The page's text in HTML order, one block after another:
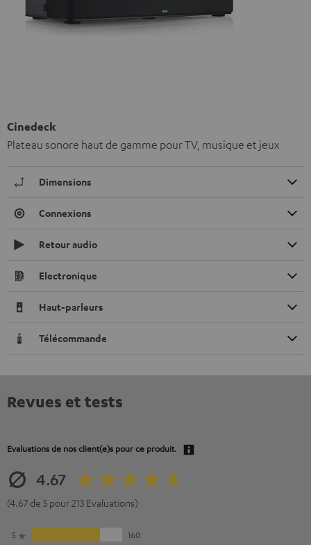
Cinedeck
Plateau sonore haut de gamme pour TV, musique et jeux
Dimensions
Connexions
Retour audio
Electronique
Haut-parleurs
Télécommande
Revues et tests
Evaluations de nos client(e)s pour ce produit.
4.67
(4.67 de 5 pour 213 Evaluations)
5
160